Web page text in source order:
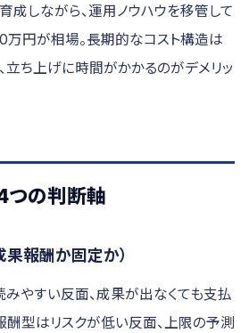
成しながら、運用ノウハウを移管して
万円が相場。長期的なコスト構造は
立ち上げに時間がかかるのがデメリッ
つの判断軸
果報酬か固定か）
やすい反面、成果が出なくても支払
酬型はリスクが低い反面、上限の予測